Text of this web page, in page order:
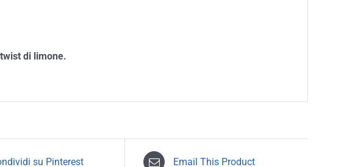
di limone.
su Pinterest Email This Product